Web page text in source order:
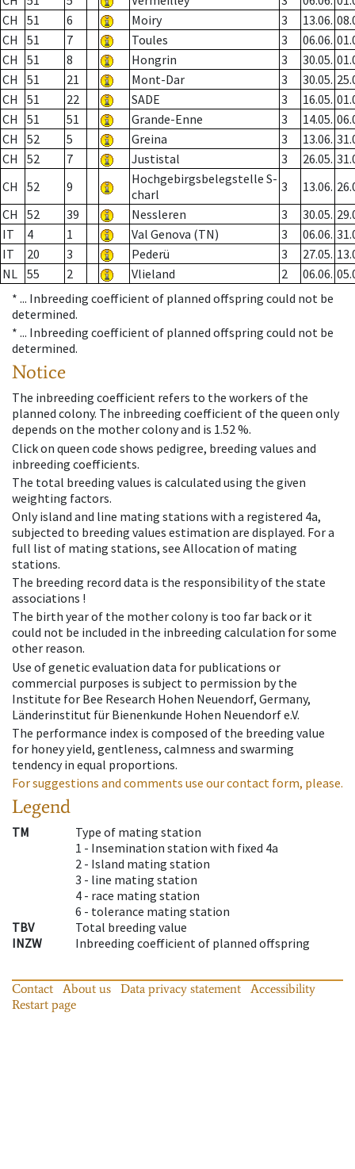
CH
51 6 Moiry 3 13.06.
CH
51 7 Toules 3 06.06.
CH
51 8 Hongrin 3 30.05.
CH
51 21 Mont-Dar 3 30.05.
CH
51 22 SADE 3 16.05.
CH
51 51 Grande-Enne 3 14.05.
CH
52 5 Greina 3 13.06.
CH
52 7 Justistal 3 26.05.
CH
52 9
Hochgebirgsbelegstelle S-
charl
3 13.06.
CH
52 39 Nessleren 3 30.05.
IT
4 1 Val Genova (TN) 3 06.06.
IT
20 3 Pederü 3 27.05.
NL 55 2 Vlieland 2 06.06.
* ... Inbreeding coefficient of planned offspring could not be
determined.
* ... Inbreeding coefficient of planned offspring could not be
determined.
Notice
The inbreeding coefficient refers to the workers of the
planned colony. The inbreeding coefficient of the queen only
depends on the mother colony and is 1.52 %.
Click on queen code shows pedigree, breeding values and
inbreeding coefficients.
The total breeding values is calculated using the given
weighting factors.
Only island and line mating stations with a registered 4a,
subjected to breeding values estimation are displayed. For a
full list of mating stations, see Allocation of mating
stations.
The breeding record data is the responsibility of the state
associations !
The birth year of the mother colony is too far back or it
could not be included in the inbreeding calculation for some
other reason.
Use of genetic evaluation data for publications or
commercial purposes is subject to permission by the
Institute for Bee Research Hohen Neuendorf, Germany,
Länderinstitut für Bienenkunde Hohen Neuendorf e.V.
The performance index is composed of the breeding value
for honey yield, gentleness, calmness and swarming
tendency in equal proportions.
For suggestions and comments use our contact form, please.
Legend
TM
Type of mating station
1 - Insemination station with fixed 4a
2 - Island mating station
3 - line mating station
4 - race mating station
6 - tolerance mating station
TBV
Total breeding value
INZW
Inbreeding coefficient of planned offspring
Contact About us Data privacy statement
Accessibility
Restart page